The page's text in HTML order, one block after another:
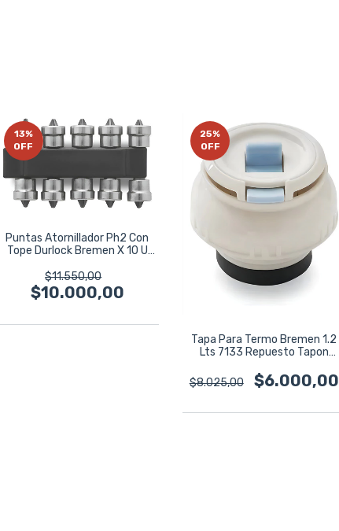
13%
OFF
Puntas Atornillador Ph2 Con
Tope Durlock Bremen X 10 U
$11.550,00
$10.000,00
25%
OFF
Tapa Para Termo Bremen 1.2
Lts 7133 Repuesto Tapon
$8.025,00
$6.000,00